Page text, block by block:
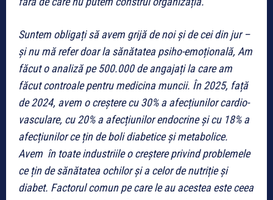
Suntem obligați să avem grijă de noi și de cei din jur –
și nu mă refer doar la sănătatea psiho-emoțională, Am
făcut o analiză pe 500.000 de angajați la care am
făcut controale pentru medicina muncii. În 2025, față
de 2024, avem o creștere cu 30% a afecțiunilor cardio-
vasculare, cu 20% a afecțiunilor endocrine și cu 18% a
afecțiunilor ce țin de boli diabetice și metabolice.
Avem în toate industriile o creștere privind problemele
ce țin de sănătatea ochilor și a celor de nutriție și
diabet. Factorul comun pe care le au acestea este ceea